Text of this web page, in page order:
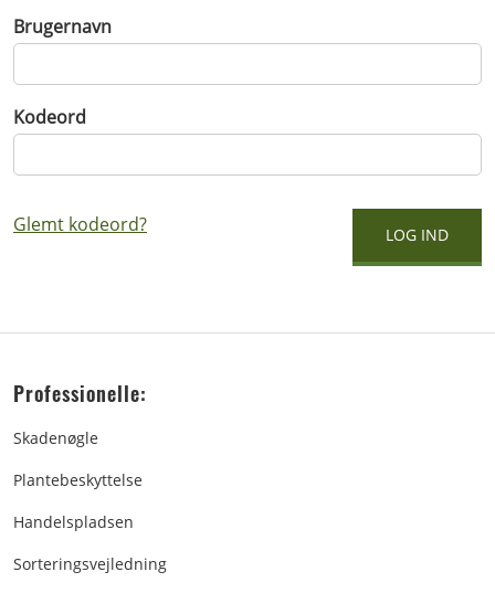
Brugernavn
Kodeord
Glemt kodeord?
Professionelle:
Skadenøgle
Plantebeskyttelse
Handelspladsen
Sorteringsvejledning